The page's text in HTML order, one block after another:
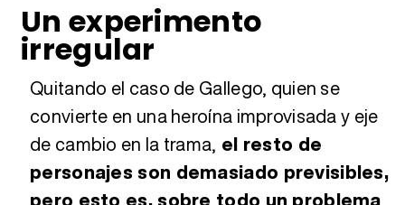
Un experimento
irregular
Quitando el caso de Gallego, quien se
convierte en una heroína improvisada y eje
de cambio en la trama, el resto de
personajes son demasiado previsibles,